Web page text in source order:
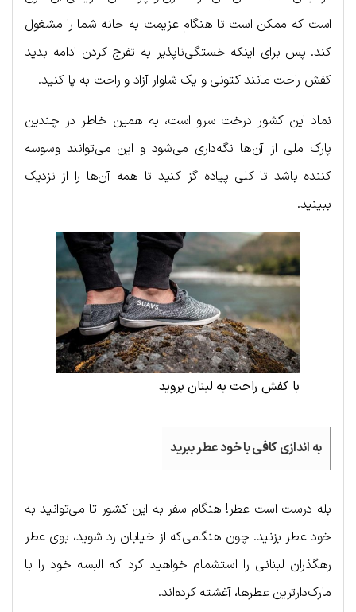
است که ممکن است تا هنگام عزیمت به خانه شما را مشغول
کند. پس برای اینکه خستگی‌ناپذیر به تفرج کردن ادامه بدید
کفش راحت مانند کتونی و یک شلوار آزاد و راحت به پا کنید.
نماد این کشور درخت سرو است، به همین خاطر در چندین
پارک ملی از آن‌ها نگه‌داری می‌شود و این می‌توانند وسوسه
کننده باشد تا کلی پیاده گز کنید تا همه آن‌ها را از نزدیک
ببینید.
با کفش راحت به لبنان بروید
به اندازی کافی با خود عطر ببرید
بله درست است عطر! هنگام سفر به این کشور تا می‌توانید به
خود عطر بزنید. چون هنگامی‌که از خیابان رد شوید، بوی عطر
رهگذران لبنانی را استشمام خواهید کرد که البسه خود را با
مارک‌دارترین عطرها، آغشته کرده‌اند.